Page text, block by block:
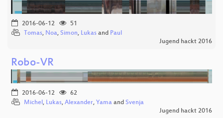
2016-06-12
51
Tomas, Noa, Simon, Lukas and Paul
Jugend hackt 2016
Robo-VR
2016-06-12
62
Michel , Lukas, Alexander, Yama and Svenja
Jugend hackt 2016